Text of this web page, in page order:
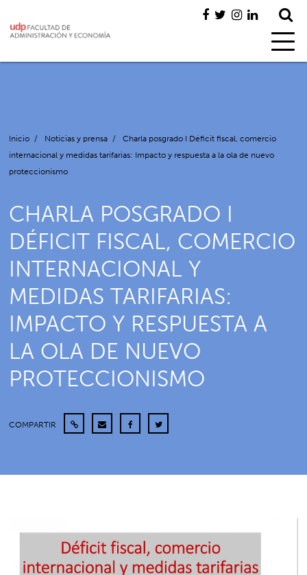
Inicio / Noticias y prensa /
Charla posgrado I Déficit fiscal, comercio
internacional y medidas tarifarias: Impacto y respuesta a la ola de nuevo
proteccionismo
CHARLA POSGRADO I
DÉFICIT FISCAL, COMERCIO
INTERNACIONAL Y
MEDIDAS TARIFARIAS:
IMPACTO Y RESPUESTA A
LA OLA DE NUEVO
PROTECCIONISMO
COMPARTIR